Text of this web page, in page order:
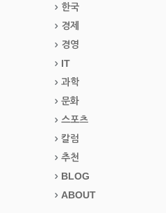
한국
경제
경영
IT
과학
문화
스포츠
칼럼
추천
BLOG
ABOUT